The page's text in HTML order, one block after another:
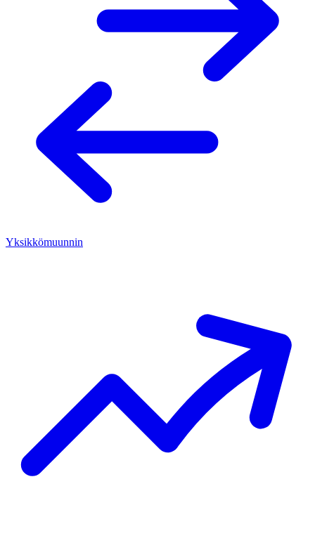
Yksikkömuunnin